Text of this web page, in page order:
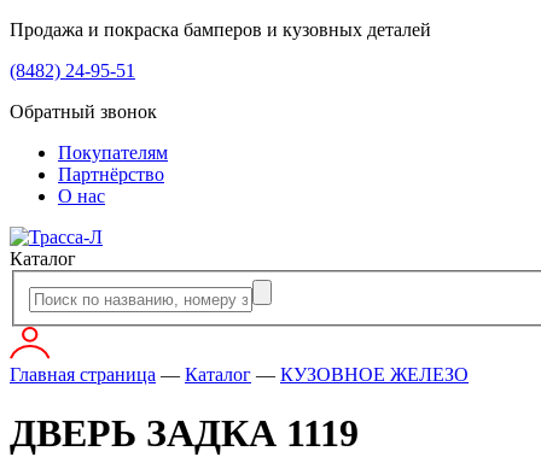
Продажа и покраска бамперов и кузовных деталей
(8482) 24-95-51
Обратный звонок
Покупателям
Партнёрство
О нас
Каталог
Главная страница — Каталог — КУЗОВНОЕ ЖЕЛЕЗО
ДВЕРЬ ЗАДКА 1119